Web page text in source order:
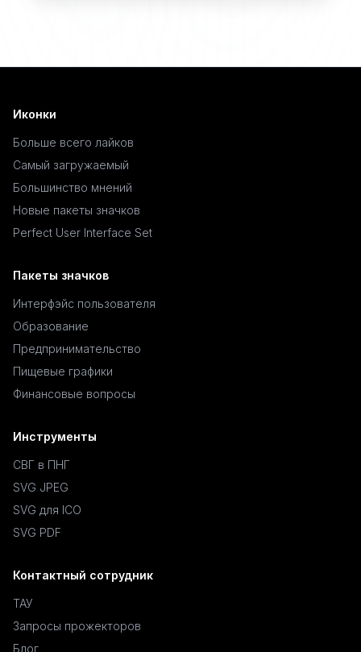
Иконки
Больше всего лайков
Самый загружаемый
Большинство мнений
Новые пакеты значков
Perfect User Interface Set
Пакеты значков
Интерфэйс пользователя
Образование
Предпринимательство
Пищевые графики
Финансовые вопросы
Инструменты
СВГ в ПНГ
SVG JPEG
SVG для ICO
SVG PDF
Контактный сотрудник
ТАУ
Запросы прожекторов
Блог